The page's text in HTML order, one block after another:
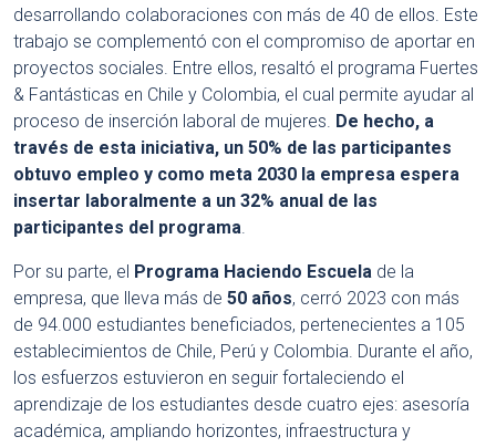
desarrollando colaboraciones con más de 40 de ellos. Este
trabajo se complementó con el compromiso de aportar en
proyectos sociales. Entre ellos, resaltó el programa Fuertes
& Fantásticas en Chile y Colombia, el cual permite ayudar al
proceso de inserción laboral de mujeres. De hecho, a
través de esta iniciativa, un 50% de las participantes
obtuvo empleo y como meta 2030 la empresa espera
insertar laboralmente a un 32% anual de las
participantes del programa.
Por su parte, el Programa Haciendo Escuela de la
empresa, que lleva más de 50 años, cerró 2023 con más
de 94.000 estudiantes beneficiados, pertenecientes a 105
establecimientos de Chile, Perú y Colombia. Durante el año,
los esfuerzos estuvieron en seguir fortaleciendo el
aprendizaje de los estudiantes desde cuatro ejes: asesoría
académica, ampliando horizontes, infraestructura y